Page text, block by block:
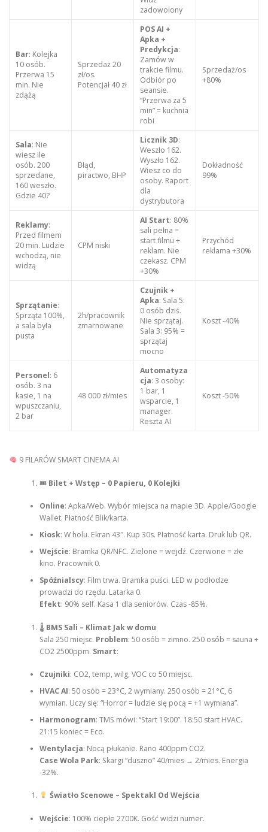
zadowolony
Bar: Kolejka
10 osób.
Przerwa 15
min. Nie
zdążą
Sprzedaż 20
zł/os.
Potencjał 40 zł
POS AI +
Apka +
Predykcja:
Zamów w
trakcie filmu.
Odbiór po
seansie.
“Przerwa za 5
min” = kuchnia
robi
Sprzedaż/os
+80%
Sala: Nie
wiesz ile
osób. 200
sprzedane,
160 weszło.
Gdzie 40?
Błąd,
piractwo, BHP
Licznik 3D:
Weszło 162.
Wyszło 162.
Wiesz co do
osoby. Raport
dla
dystrybutora
Dokładność
99%
Reklamy:
Przed filmem
20 min. Ludzie
wchodzą, nie
widzą
CPM niski
AI Start: 80%
sali pełna =
start filmu +
reklam. Nie
czekasz. CPM
+30%
Przychód
reklama +30%
Sprzątanie:
Sprząta 100%,
a sala była
pusta
2h/pracownik
zmarnowane
Czujnik +
Apka: Sala 5:
0 osób dziś.
Nie sprzątaj.
Sala 3: 95% =
sprzątaj
mocno
Koszt -40%
Personel: 6
osób. 3 na
kasie, 1 na
wpuszczaniu,
2 bar
48 000 zł/mies
Automatyza
cja: 3 osoby:
1 bar, 1
wsparcie, 1
manager.
Reszta AI
Koszt -50%
9 FILARÓW SMART CINEMA AI
🎟 Bilet + Wstęp – 0 Papieru, 0 Kolejki
Online: Apka/Web. Wybór miejsca na mapie 3D. Apple/Google
Wallet. Płatność Blik/karta.
Kiosk: W holu. Ekran 43″. Kup 30s. Płatność karta. Druk lub QR.
Wejście: Bramka QR/NFC. Zielone = wejdź. Czerwone = złe
kino. Pracownik 0.
Spóźnialscy: Film trwa. Bramka puści. LED w podłodze
prowadzi do rzędu. Latarka 0.
Efekt: 90% self. Kasa 1 dla seniorów. Czas -85%.
🌡 BMS Sali – Klimat Jak w domu
Sala 250 miejsc. Problem: 50 osób = zimno. 250 osób = sauna +
CO2 2500ppm. Smart:
Czujniki: CO2, temp, wilg, VOC co 50 miejsc.
HVAC AI: 50 osób = 23°C, 2 wymiany. 250 osób = 21°C, 6
wymian. Uczy się: “Horror = ludzie się pocą = +1 wymiana”.
Harmonogram: TMS mówi: “Start 19:00”. 18:50 start HVAC.
21:15 koniec = Eco.
Wentylacja: Nocą płukanie. Rano 400ppm CO2.
Case Wola Park: Skargi “duszno” 40/mies → 2/mies. Energia
-32%.
Światło Scenowe – Spektakl Od Wejścia
Wejście: 100% ciepłe 2700K. Gość widzi numer.